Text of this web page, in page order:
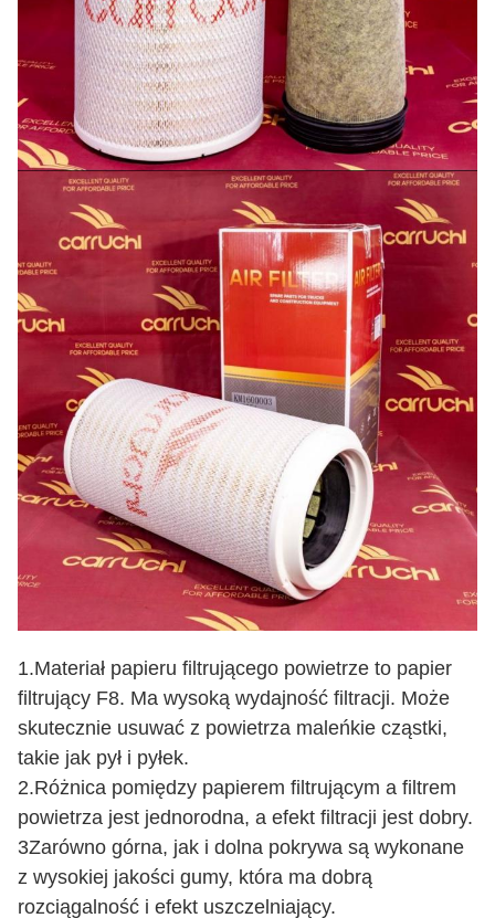
1.Materiał papieru filtrującego powietrze to papier
filtrujący F8. Ma wysoką wydajność filtracji. Może
skutecznie usuwać z powietrza maleńkie cząstki,
takie jak pył i pyłek.
2.Różnica pomiędzy papierem filtrującym a filtrem
powietrza jest jednorodna, a efekt filtracji jest dobry.
3Zarówno górna, jak i dolna pokrywa są wykonane
z wysokiej jakości gumy, która ma dobrą
rozciągalność i efekt uszczelniający.